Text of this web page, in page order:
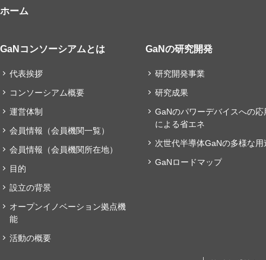
ホーム
GaNコンソーシアムとは
代表挨拶
コンソーシアム概要
運営体制
会員情報（会員機関一覧）
会員情報（会員機関所在地）
目的
設立の背景
オープンイノベーション拠点機
能
活動の概要
GaNの研究開発
研究開発事業
研究成果
GaNのパワーデバイスへの応
による省エネ
次世代半導体GaNの多様な用
GaNロードマップ